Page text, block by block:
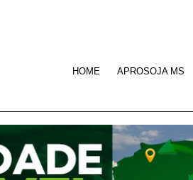
HOME APROSOJA MS